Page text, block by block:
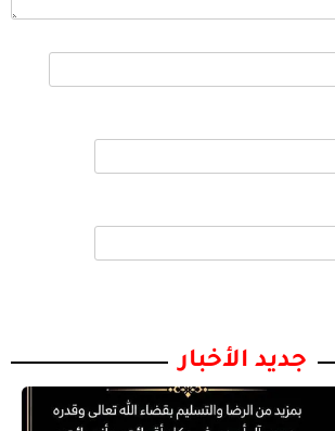
جديد الأخبار